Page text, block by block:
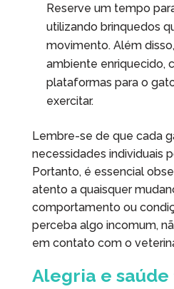
Reserve um tempo
utilizando brinquedos
movimento. Além
ambiente enriquecido,
plataformas para o
exercitar.
Lembre-se de que cada
necessidades individuais
Portanto, é essencial
atento a quaisquer
comportamento ou
perceba algo incomum,
em contato com o
Alegria e